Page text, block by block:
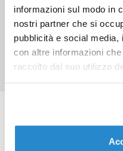
informazioni sul modo in
nostri partner che si
pubblicità e social media,
con altre informazioni
raccolto dal suo utilizzo